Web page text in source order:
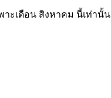
าะเดือน สิงหาคม นี้เท่านั้น